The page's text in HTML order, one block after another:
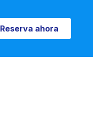
Reserva ahora
Reserva ahora